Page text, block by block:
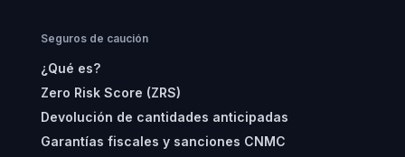
Seguros de caución
¿Qué es?
Zero Risk Score (ZRS)
Devolución de cantidades anticipadas
Garantías fiscales y sanciones CNMC